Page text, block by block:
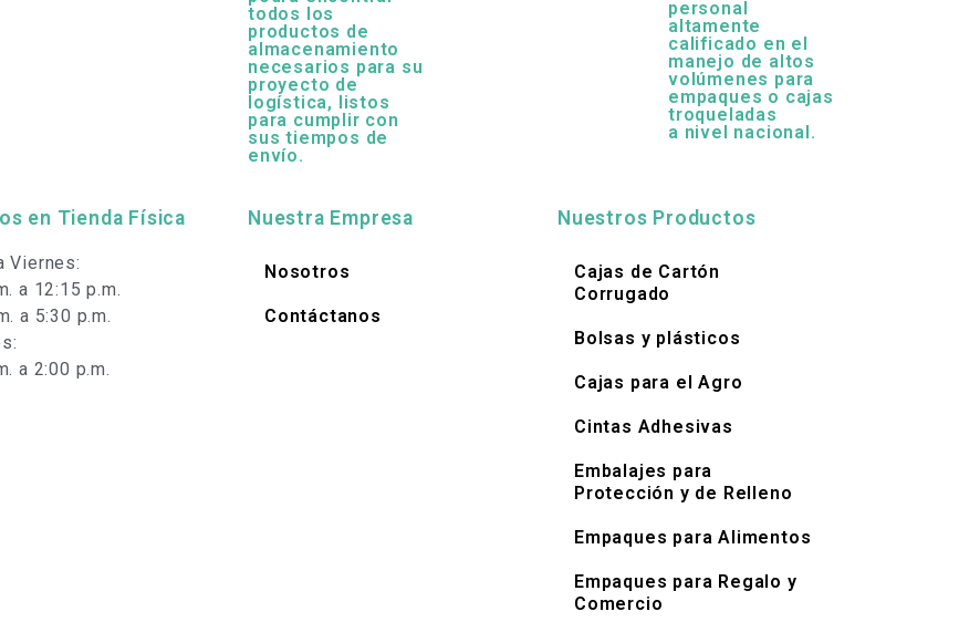
todos los
productos de
almacenamiento
necesarios para su
proyecto de
logística, listos
para cumplir con
sus tiempos de
envío.
personal
altamente
calificado en el
manejo de altos
volúmenes para
empaques o cajas
troqueladas
a nivel nacional.
en Tienda Física
Viernes:
a 12:15 p.m.
a 5:30 p.m.
a 2:00 p.m.
Nuestra Empresa
Nosotros
Contáctanos
Nuestros Productos
Cajas de Cartón
Corrugado
Bolsas y plásticos
Cajas para el Agro
Cintas Adhesivas
Embalajes para
Protección y de Relleno
Empaques para Alimentos
Empaques para Regalo y
Comercio